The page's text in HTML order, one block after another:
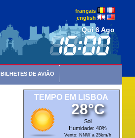
français
english
Qui 6 Ago
BILHETES DE AVIÃO
TEMPO EM LISBOA
28°C
Sol
Humidade: 40%
Vento: NNW a 25km/h